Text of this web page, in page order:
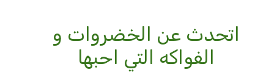
اتحدث عن الخضروات و
الفواكه التي احبها